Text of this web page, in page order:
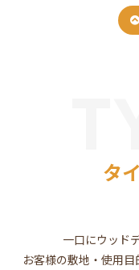
タ
一口にウッド
お客様の敷地・使用